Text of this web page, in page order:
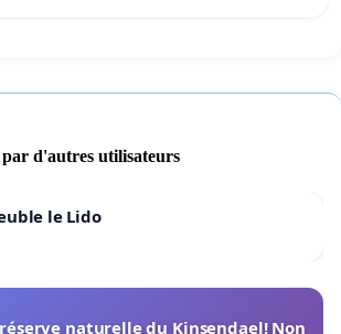
d'autres utilisateurs
le Lido
naturelle du Kinsendael! Non